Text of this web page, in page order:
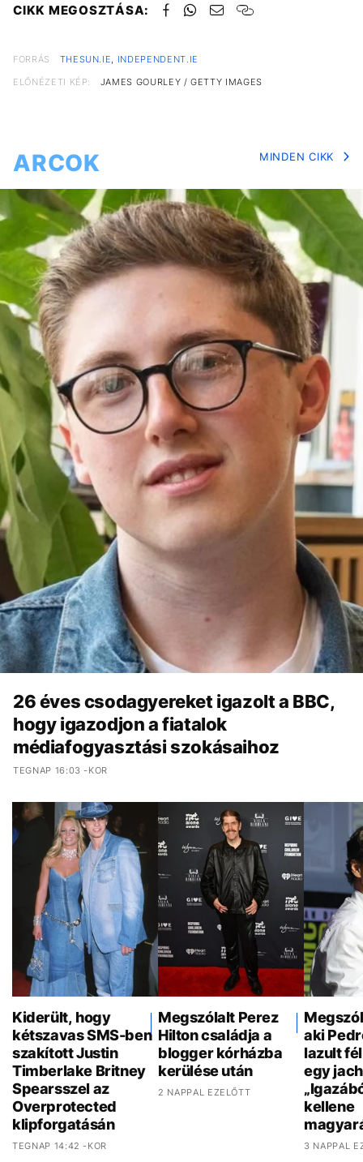
CIKK MEGOSZTÁSA:
FORRÁS THESUN.IE
INDEPENDENT.IE
ELŐNÉZETI KÉP:
JAMES GOURLEY / GETTY IMAGES
ARCOK MINDEN CIKK
26 éves csodagyereket igazolt a BBC,
hogy igazodjon a fiatalok
médiafogyasztási szokásaihoz
TEGNAP 16:03 -KOR
Kiderült, hogy
kétszavas SMS-ben
szakított Justin
Timberlake Britney
Spearsszel az
Overprotected
klipforgatásán
TEGNAP 14:42 -KOR
Megszólalt Perez
Hilton családja a
blogger kórházba
kerülése után
2 NAPPAL EZELŐTT
aki
lazult
egy
kellene
3 NAPPAL